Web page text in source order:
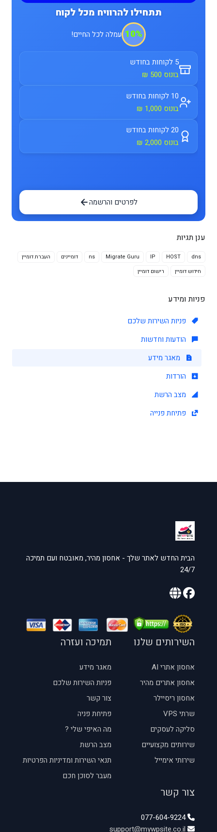
תתחילו להרוויח מכל לקוח
10% עמלה לכל החיים!
5 לקוחות בחודש
בונוס 500 ₪
10 לקוחות בחודש
בונוס 1,000 ₪
20 לקוחות בחודש
בונוס 2,000 ₪
לפרטים והרשמה
ענן תגיות
dns
HOST
IP
Migrate Guru
ns דומיינים
העברת דומיין
חידוש דומיין
רישום דומיין
פניות ומידע
פניות השירות שלכם
הודעות וחדשות
מאגר מידע
הורדות
מצב הרשת
פתיחת פנייה
הבית החדש לאתר שלך - אחסון מהיר, מאובטח ועם תמיכה
24/7
השירותים שלנו
אחסון אתרי AI
אחסון אתרים מהיר
אחסון ריסיילר
שרתי VPS
סליקה לעסקים
שירותים מקצועיים
שירותי אימייל
תמיכה ועזרה
מאגר מידע
פניות השירות שלכם
צור קשר
פתיחת פניה
מה האיפי שלי ?
מצב הרשת
תנאי השירות ומדיניות הפרטיות
מעבר לסוכן חכם
צור קשר
077-604-9224
support@mywpsite.co.il